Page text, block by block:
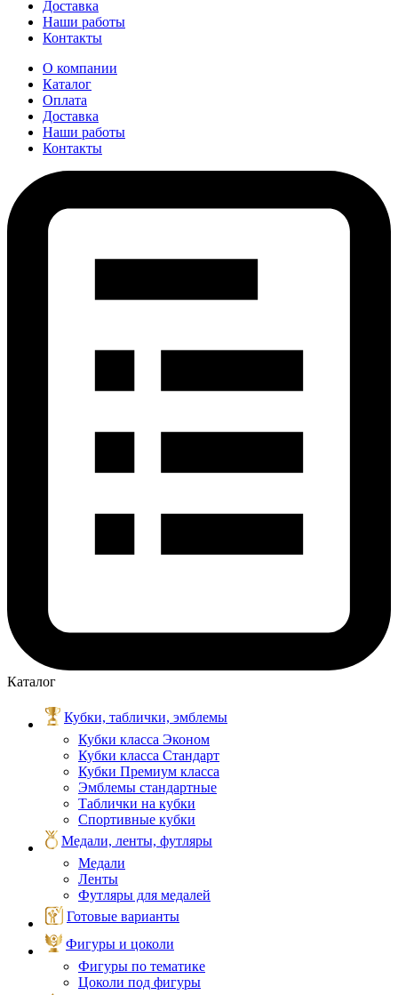
Доставка
Наши работы
Контакты
О компании
Каталог
Оплата
Доставка
Наши работы
Контакты
Каталог
Кубки, таблички, эмблемы
Кубки класса Эконом
Кубки класса Стандарт
Кубки Премиум класса
Эмблемы стандартные
Таблички на кубки
Спортивные кубки
Медали, ленты, футляры
Медали
Ленты
Футляры для медалей
Готовые варианты
Фигуры и цоколи
Фигуры по тематике
Цоколи под фигуры